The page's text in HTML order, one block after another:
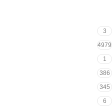
3
4979
1
386
345
6